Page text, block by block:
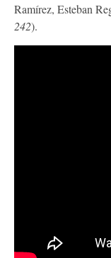
Ramírez, Esteban
242).